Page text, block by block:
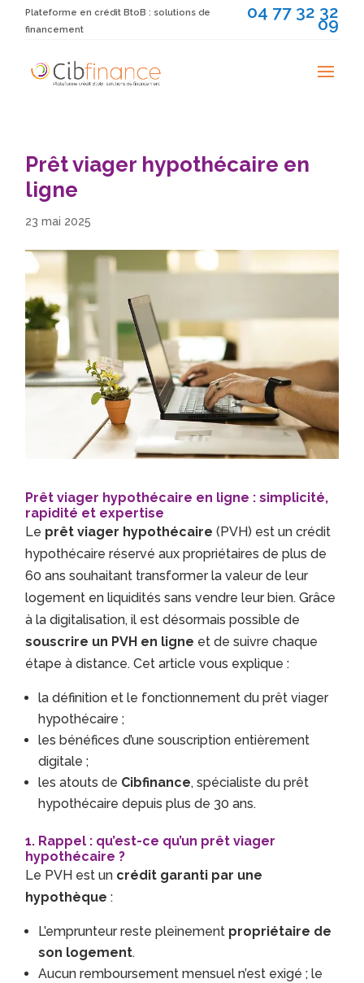
Plateforme en crédit BtoB : solutions de
financement
04 77 32 32
09
Prêt viager hypothécaire en
ligne
23 mai 2025
Prêt viager hypothécaire en ligne :simplicité,
rapidité et expertise
Le prêt viager hypothécaire (PVH) est un crédit
hypothécaire réservé aux propriétaires de plus de
60 ans souhaitant transformer la valeur de leur
logement en liquidités sans vendre leur bien. Grâce
à la digitalisation, il est désormais possible de
souscrire un PVH en ligne et de suivre chaque
étape à distance. Cet article vous explique :
la définition et le fonctionnement du prêt viager
hypothécaire ;
les bénéfices d’une souscription entièrement
digitale ;
les atouts de Cibfinance, spécialiste du prêt
hypothécaire depuis plus de 30 ans.
1. Rappel : qu’est-ce qu’un prêt viager
hypothécaire ?
Le PVH est un crédit garanti par une
hypothèque :
L’emprunteur reste pleinement propriétaire de
son logement.
Aucun remboursement mensuel n’est exigé ; le